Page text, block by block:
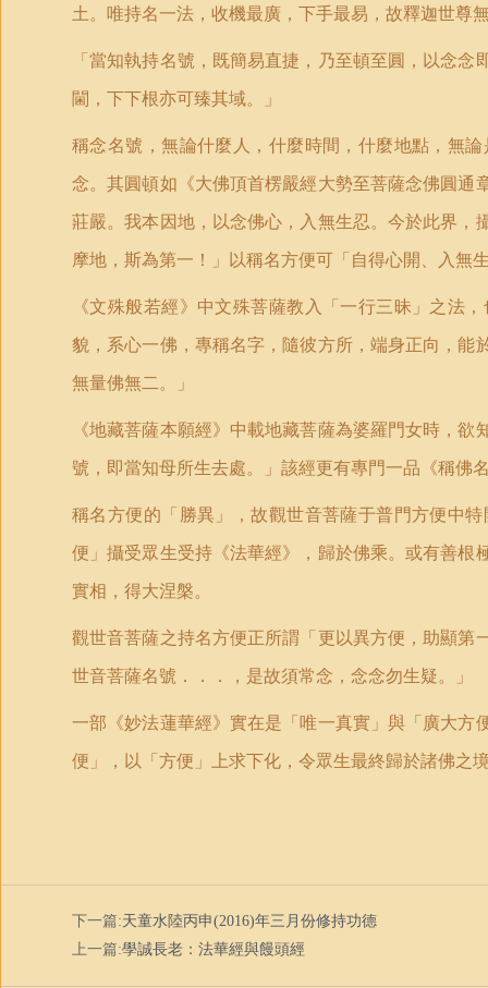
土。唯持名一法，收機最廣，下手最易，故釋迦世尊
「當知執持名號，既簡易直捷，乃至頓至圓，以念
閫，下下根亦可臻其域。」
稱念名號，無論什麼人，什麼時間，什麼地點，無
念。其圓頓如《大佛頂首楞嚴經大勢至菩薩念佛圓
莊嚴。我本因地，以念佛心，入無生忍。今於此界
摩地，斯為第一！」以稱名方便可「自得心開、入無
《文殊般若經》中文殊菩薩教入「一行三昧」之法
貌，系心一佛，專稱名字，隨彼方所，端身正向，
無量佛無二。」
《地藏菩薩本願經》中載地藏菩薩為婆羅門女時，
號，即當知母所生去處。」該經更有專門一品《稱佛
稱名方便的「勝異」，故觀世音菩薩于普門方便中
便」攝受眾生受持《法華經》，歸於佛乘。或有善
實相，得大涅槃。
觀世音菩薩之持名方便正所謂「更以異方便，助顯
世音菩薩名號．．．，是故須常念，念念勿生疑。」
一部《妙法蓮華經》實在是「唯一真實」與「廣大
便」，以「方便」上求下化，令眾生最終歸於諸佛之
下一篇:天童水陸丙申(2016)年三月份修持功德
上一篇:學誠長老：法華經與饅頭經